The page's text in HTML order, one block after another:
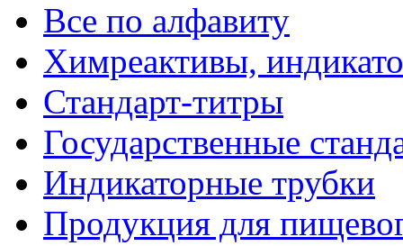
Все по алфавиту
Химреактивы,
Стандарт-титры
Государственные
Индикаторные трубки
Продукция для